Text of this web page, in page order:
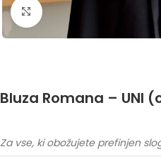
Click to enlarge
Bluza Romana – UNI
Za vse, ki obožujete prefinjen